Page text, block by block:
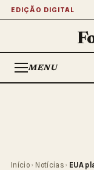
EDIÇÃO DIGITAL
MENU
Início › Notícias › EUA